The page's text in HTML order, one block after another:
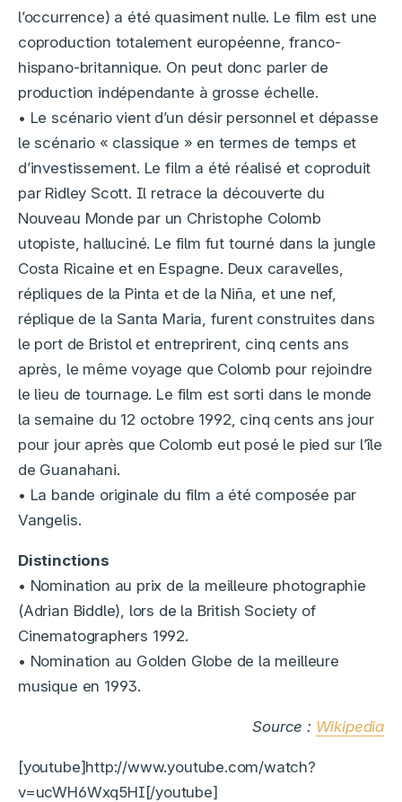
l’occurrence) a été quasiment nulle. Le film est une
coproduction totalement européenne, franco-
hispano-britannique. On peut donc parler de
production indépendante à grosse échelle.
• Le scénario vient d’un désir personnel et dépasse
le scénario « classique » en termes de temps et
d’investissement. Le film a été réalisé et coproduit
par Ridley Scott. Il retrace la découverte du
Nouveau Monde par un Christophe Colomb
utopiste, halluciné. Le film fut tourné dans la jungle
Costa Ricaine et en Espagne. Deux caravelles,
répliques de la Pinta et de la Niña, et une nef,
réplique de la Santa Maria, furent construites dans
le port de Bristol et entreprirent, cinq cents ans
après, le même voyage que Colomb pour rejoindre
le lieu de tournage. Le film est sorti dans le monde
la semaine du 12 octobre 1992, cinq cents ans jour
pour jour après que Colomb eut posé le pied sur l’île
de Guanahani.
• La bande originale du film a été composée par
Vangelis.
Distinctions
• Nomination au prix de la meilleure photographie
(Adrian Biddle), lors de la British Society of
Cinematographers 1992.
• Nomination au Golden Globe de la meilleure
musique en 1993.
Source : Wikipedia
[youtube]http://www.youtube.com/watch?
v=ucWH6Wxq5HI[/youtube]